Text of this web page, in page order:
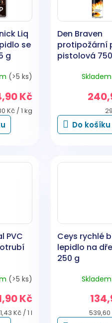
Liq
se
g
(>5 ks)
Kč
Kč / 1 kg
Den Braven
protipožární
pistolová
Skladem
Do košíku
PVC
(>5 ks)
Kč
Kč / 1 l
Ceys rychlé
lepidlo na
250 g
Skladem
Měrná
cena:
539,60